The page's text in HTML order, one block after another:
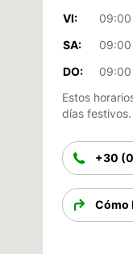
VI:
SA:
DO:
Estos
días festivos.
+30
Cómo